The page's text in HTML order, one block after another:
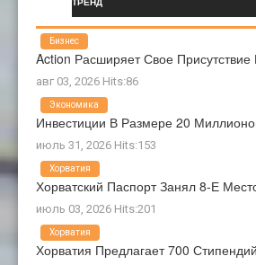
ТРЕНД
Action Расширяет Свое
авг 03, 2026 Hits:86
Бизнес
Инвестиции В Размере 20
июль 31, 2026 Hits:153
Экономика
Хорватский Паспорт Занял 8-Е
июль 03, 2026 Hits:201
Хорватия
Хорватия Предлагает 700
Хорватия